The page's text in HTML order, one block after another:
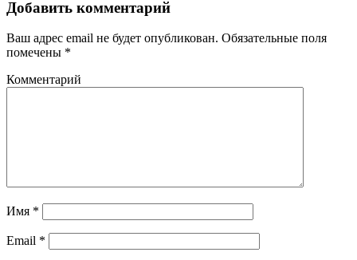
Добавить комментарий
Ваш адрес email не будет опубликован. Обязательные поля
помечены *
Комментарий
Имя *
Email *